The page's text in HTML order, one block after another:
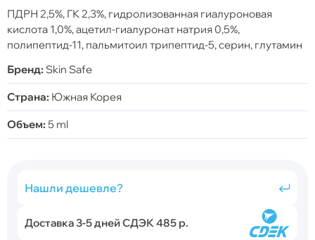
ПДРН 2,5%, ГК 2,3%, гидролизованная гиалуроновая
кислота 1,0%, ацетил-гиалуронат натрия 0,5%,
полипептид-11, пальмитоил трипептид-5, серин, глутамин
Бренд: Skin Safe
Страна: Южная Корея
Объем: 5 ml
Нашли дешевле?
Доставка 3-5 дней СДЭК 485 р.